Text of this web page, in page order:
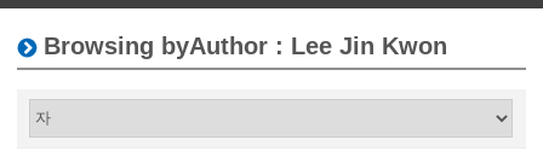
Browsing byAuthor : Lee Jin Kwon